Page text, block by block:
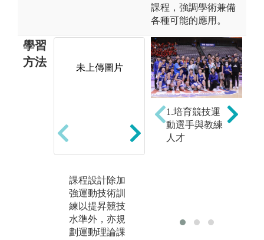
課程，強調學術兼備
各種可能的應用。
學習
方法
未上傳圖片
課程設計除加
強運動技術訓
練以提昇競技
水準外，亦規
劃運動理論課
未上傳圖片
技擊項目亦列
1.培育競技運
動選手與教練
人才